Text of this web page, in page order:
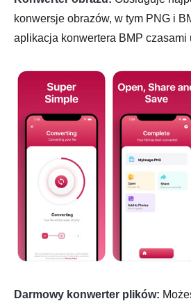
konwersje obrazów, w tym PNG i
aplikacja konwertera BMP czasami
Darmowy konwerter plików: